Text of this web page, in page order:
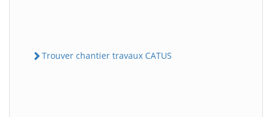
Trouver chantier travaux CATUS